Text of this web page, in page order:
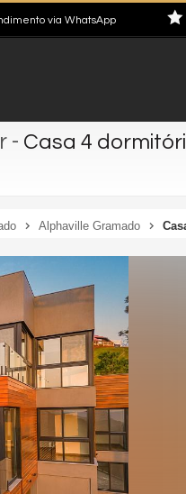
via WhatsApp
- Casa 4
Alphaville Gramado